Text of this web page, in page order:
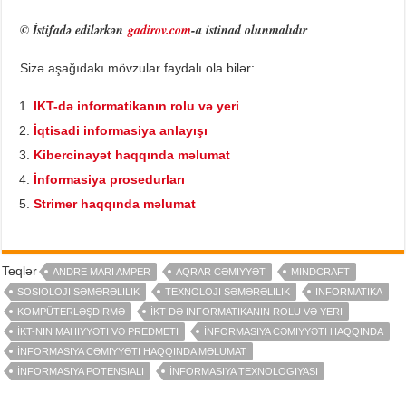
© İstifadə edilərkəngadirov.com-a istinad olunmalıdır
Sizə aşağıdakı mövzular faydalı ola bilər:
IKT-də informatikanın rolu və yeri
İqtisadi informasiya anlayışı
Kibercinayət haqqında məlumat
İnformasiya prosedurları
Strimer haqqında məlumat
Teqlər ANDRE MARI AMPER AQRAR CƏMIYYƏT
MINDCRAFT
SOSIOLOJI SƏMƏRƏLILIK
TEXNOLOJI SƏMƏRƏLILIK
INFORMATIKA
KOMPÜTERLƏŞDIRMƏ
İKT-DƏ INFORMATIKANIN ROLU VƏ YERI
İKT-NIN MAHIYYƏTI VƏ PREDMETI
İNFORMASIYA CƏMIYYƏTI HAQQINDA
İNFORMASIYA CƏMIYYƏTI HAQQINDA MƏLUMAT
İNFORMASIYA POTENSIALI
İNFORMASIYA TEXNOLOGIYASI